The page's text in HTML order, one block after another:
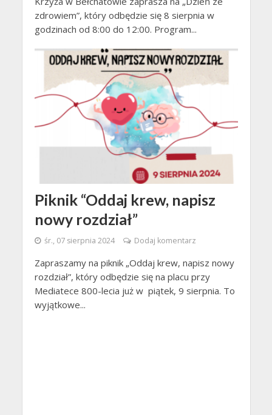
zdrowiem”, który odbędzie się 8 sierpnia w
godzinach od 8:00 do 12:00. Program...
Piknik “Oddaj krew, napisz
nowy rozdział”
śr., 07 sierpnia 2024 Dodaj komentarz
Zapraszamy na piknik „Oddaj krew, napisz nowy
rozdział”, który odbędzie się na placu przy
Mediatece 800-lecia już w piątek, 9 sierpnia. To
wyjątkowe...